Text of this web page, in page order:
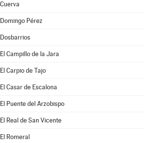
Cuerva
Domingo Pérez
Dosbarrios
El Campillo de la Jara
El Carpio de Tajo
El Casar de Escalona
El Puente del Arzobispo
El Real de San Vicente
El Romeral